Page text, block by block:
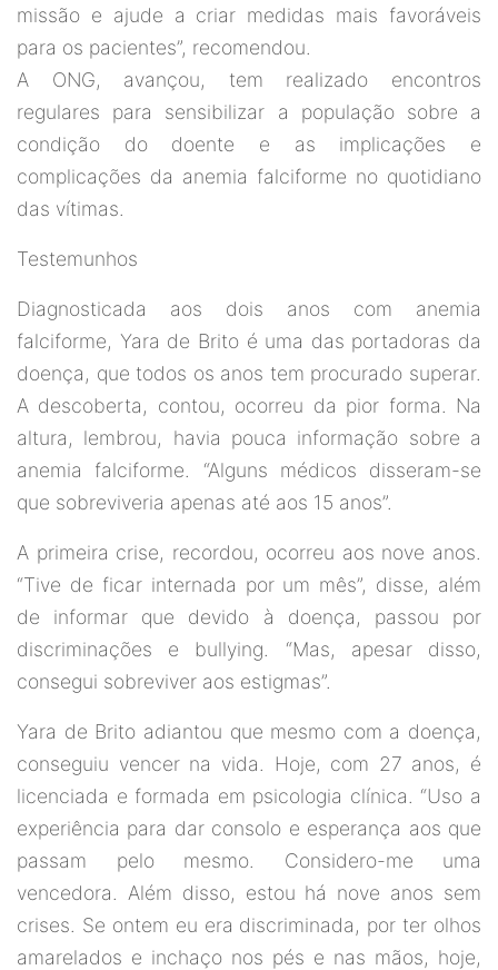
missão e ajude a criar medidas mais favoráveis
para os pacientes”, recomendou.
A ONG, avançou, tem realizado encontros
regulares para sensibilizar a população sobre a
condição do doente e as implicações e
complicações da anemia falciforme no quotidiano
das vítimas.
Testemunhos
Diagnosticada aos dois anos com anemia
falciforme, Yara de Brito é uma das portadoras da
doença, que todos os anos tem procurado superar.
A descoberta, contou, ocorreu da pior forma. Na
altura, lembrou, havia pouca informação sobre a
anemia falciforme. “Alguns médicos disseram-se
que sobreviveria apenas até aos 15 anos”.
A primeira crise, recordou, ocorreu aos nove anos.
“Tive de ficar internada por um mês”, disse, além
de informar que devido à doença, passou por
discriminações e bullying. “Mas, apesar disso,
consegui sobreviver aos estigmas”.
Yara de Brito adiantou que mesmo com a doença,
conseguiu vencer na vida. Hoje, com 27 anos, é
licenciada e formada em psicologia clínica. “Uso a
experiência para dar consolo e esperança aos que
passam pelo mesmo. Considero-me uma
vencedora. Além disso, estou há nove anos sem
crises. Se ontem eu era discriminada, por ter olhos
amarelados e inchaço nos pés e nas mãos, hoje,